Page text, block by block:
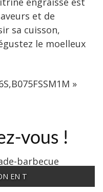
et de
sa cuisson,
le moelleux
»
vous !
EN T